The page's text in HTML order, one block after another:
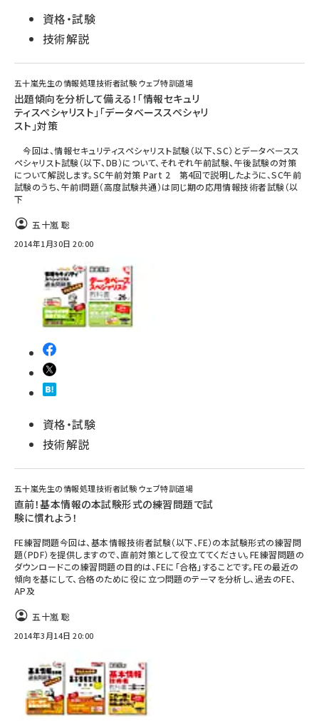
資格・試験
技術解説
五十嵐先生の情報処理技術者試験 ウェブ特訓道場
出題傾向を分析して備える！「情報セキュリ
ティスペシャリスト」「データベーススペシャリ
スト」対策
今回は、情報セキュリティスペシャリスト試験（以下、SC）とデータベースス
ペシャリスト試験（以下、DB）について、それぞれ午前試験、午後試験の対策
について解説します。SC午前対策 Part 2 第4回で説明したように、SC午前
試験のうち、午前I問題（高度試験共通）は同じ期の応用情報技術者試験（以
下
五十嵐 聡
2014年1月30日 20:00
資格・試験
技術解説
五十嵐先生の情報処理技術者試験 ウェブ特訓道場
直前！基本情報の本試験形式の練習問題で試
験に慣れよう！
FE練習問題今回は、基本情報技術者試験（以下、FE）の本試験形式の練習問
題（PDF）を提供しますので、直前対策として役立ててください。FE練習問題の
ダウンロードこの練習問題の目的は、FEに「合格」することです。FEの最近の
傾向を基にして、合格のために役に立つ問題のテーマを分析し、過去のFE、
AP及
五十嵐 聡
2014年3月14日 20:00